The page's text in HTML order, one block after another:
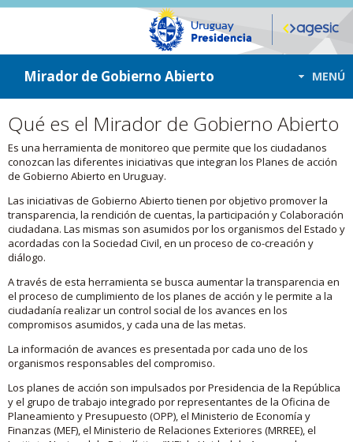
ir a contenido
ir al menú
Mirador de Gobierno Abierto MENÚ
Qué es el Mirador de Gobierno Abierto
Es una herramienta de monitoreo que permite que los ciudadanos
conozcan las diferentes iniciativas que integran los Planes de acción
de Gobierno Abierto en Uruguay.
Las iniciativas de Gobierno Abierto tienen por objetivo promover la
transparencia, la rendición de cuentas, la participación y Colaboración
ciudadana. Las mismas son asumidos por los organismos del Estado y
acordadas con la Sociedad Civil, en un proceso de co-creación y
diálogo.
A través de esta herramienta se busca aumentar la transparencia en
el proceso de cumplimiento de los planes de acción y le permite a la
ciudadanía realizar un control social de los avances en los
compromisos asumidos, y cada una de las metas.
La información de avances es presentada por cada uno de los
organismos responsables del compromiso.
Los planes de acción son impulsados por Presidencia de la República
y el grupo de trabajo integrado por representantes de la Oficina de
Planeamiento y Presupuesto (OPP), el Ministerio de Economía y
Finanzas (MEF), el Ministerio de Relaciones Exteriores (MRREE), el